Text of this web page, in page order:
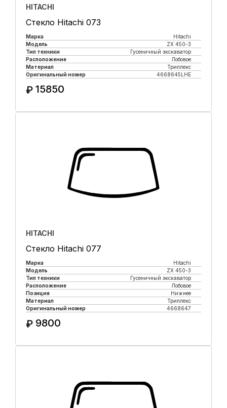
HITACHI
Стекло Hitachi 073
Марка
Hitachi
Модель
ZX 450-3
Тип техники
Гусеничный экскаватор
Расположение
Лобовое
Материал
Триплекс
Оригинальный номер
4668645LHE
₽ 15850
HITACHI
Стекло Hitachi 077
Марка
Hitachi
Модель
ZX 450-3
Тип техники
Гусеничный экскаватор
Расположение
Лобовое
Позиция
Нижнее
Материал
Триплекс
Оригинальный номер
4668647
₽ 9800